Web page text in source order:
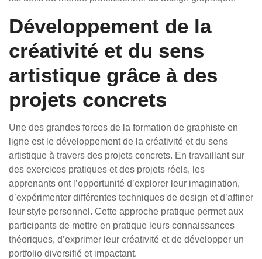
Développement de la
créativité et du sens
artistique grâce à des
projets concrets
Une des grandes forces de la formation de graphiste en
ligne est le développement de la créativité et du sens
artistique à travers des projets concrets. En travaillant sur
des exercices pratiques et des projets réels, les
apprenants ont l’opportunité d’explorer leur imagination,
d’expérimenter différentes techniques de design et d’affiner
leur style personnel. Cette approche pratique permet aux
participants de mettre en pratique leurs connaissances
théoriques, d’exprimer leur créativité et de développer un
portfolio diversifié et impactant.